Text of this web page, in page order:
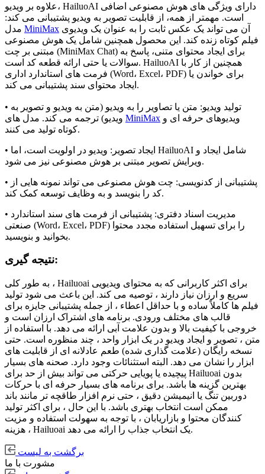
علاوه بر ویدیو، HailuoAI دارای ویژگی های هوش مصنوعی اضافی
است. مهمتر از همه، از قابلیت تصویر به ویدیو پشتیبانی می کند:
MiniMax
فیلم کوتاه زنده کند. این محصول همچنین شامل یک هوش مصنوعی
مبتنی بر چت (MiniMax Chat) برای ایجاد محتوای متنی، پاسخ به
سوالات یا حتی ارائه قطعه کد است. HailuoAI همچنین از کار با
فرمت های استاندارد اداری (Word، Excel، PDF) برای خواندن یا
ایجاد محتوای سند پشتیبانی می کند.
• تولید ویدیو: متن یا تصاویر را به ویدیو (متن به ویدیو و تصویر به
MiniMax
کوتاه تولید می کنند.
• ایجاد تصویر: ویدیو در اولویت است، اما HailuoAI شامل ایجاد و
ویرایش تصویر مبتنی بر هوش مصنوعی نیز می شود.
• پشتیبانی از کدنویسی: چت هوش مصنوعی می تواند نمونه هایی از
کد را بنویسد و به وظایف توسعه کمک کند.
• مدیریت اسناد دفتری: پشتیبانی از فرمت های سند استاندارد
صنعتی (Word، Excel، PDF) را برای تسهیل استفاده مجدد محتوا
بخوانید و بنویسید.
نتیجه گیری:
به طور کلی ، Hailuoai برای اکثر کاربرانی که به محتوای ویدیویی
سریع و ارزان نیاز دارند ، توصیه می کند. این باعث می شود تولید
فیلم ها کاملاً ساده و با حداقل اعطاء ، از جمله پشتیبانی جایزه برای
قالب های مختلف ورودی. برنامه های اشتراک ارزان است و
خروجی با کیفیت بالا و بدون علامت آبی ارائه می دهد. با استفاده از
متن ، تصویر و ایجاد ویدیو در یک ابزار واحد ، چند منظوره است. حتی
نسخه رایگان (علامت گذاری شده) طعم عادلانه ای از قابلیت های
ابزار را نشان می دهد. البته استثنائات وجود دارد. صحنه های بسیار
پیچیده یا پویایی حرکتی می تواند بیش از حد برای Hailuoai بدون
بهترین گزینه ها باشد. برای برنامه های بسیار حرفه ای با حرکات
دوربین تنگ یا انیمیشن دقیق ، حتی نرم افزار طاقچه تر مانند باند
ممکن است انتخاب بهتری باشد. با این حال ، برای اکثر تولید
کنندگان محتوا و بازاریابان ، با توجه به سهولت استفاده و مزیت
هزینه ، Hailuoai یک انتخاب جذاب را ارائه می دهد.
برگشت به لیست
مشورت با ما